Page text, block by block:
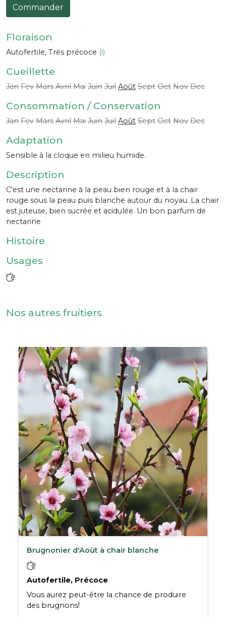
Commander
Floraison
Autofertile, Très précoce (i)
Cueillette
Jan Fev Mars Avril Mai Juin Juil Août Sept Oct Nov Dec
Consommation / Conservation
Jan Fev Mars Avril Mai Juin Juil Août Sept Oct Nov Dec
Adaptation
Sensible à la cloque en milieu humide.
Description
C'est une nectarine à la peau bien rouge et à la chair
rouge sous la peau puis blanche autour du noyau. La chair
est juteuse, bien sucrée et acidulée. Un bon parfum de
nectarine
Histoire
Usages
Nos autres fruitiers
Brugnonier d'Août à chair blanche
Autofertile, Précoce
Vous aurez peut-être la chance de produire
des brugnons!